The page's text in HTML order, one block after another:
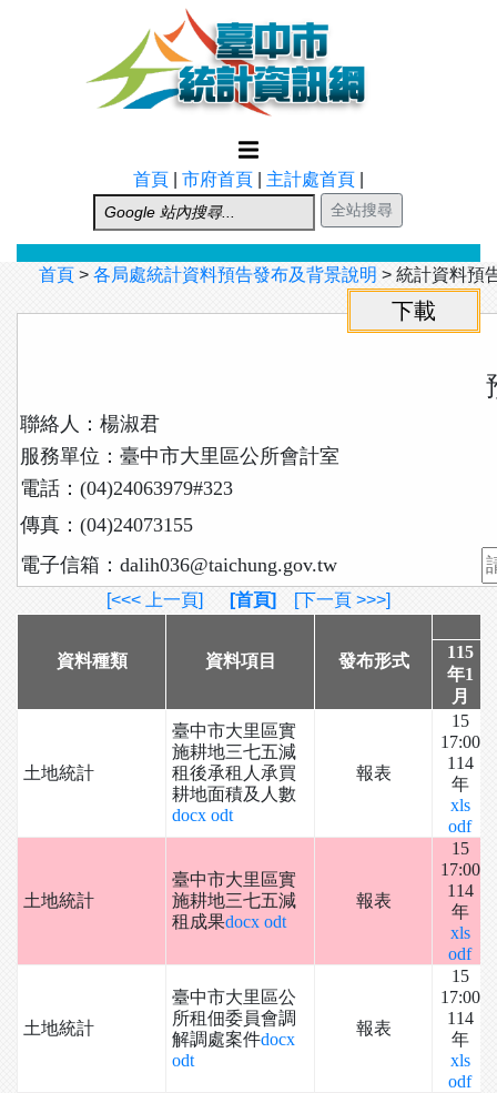
首頁 市府首頁 主計處首頁
首頁 > 各局處統計資料預告發布及背景說明 > 統計資料預
聯絡人：楊淑君
服務單位：臺中市大里區公所會計室
電話：(04)24063979#323
傳真：(04)24073155
電子信箱：dalih036@taichung.gov.tw
[<<< 上一頁] [首頁] [下一頁 >>>]
資料種類 資料項目 發布形式
115
年1
月
土地統計
臺中市大里區實
施耕地三七五減
租後承租人承買
耕地面積及人數
docx odt
報表
15
17:00
114
年
xls
odf
土地統計
臺中市大里區實
施耕地三七五減
租成果docx odt
報表
15
17:00
114
年
xls
odf
土地統計
臺中市大里區公
所租佃委員會調
解調處案件docx
odt
報表
15
17:00
114
年
xls
odf